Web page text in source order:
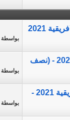
مباراة ||Burkina Faso vs Cameroon|| بطولة كاس الامم الافريقية 2021
بواسطة
مباراة ||Cameroon vs Egypt|| بطولة كاس الامم الافريقية 2021 - (نصف
بواسطة
مباراة ||Burkina Faso Vs Senegal|| بطولة كاس الامم الافريقية 2021 -
بواسطة